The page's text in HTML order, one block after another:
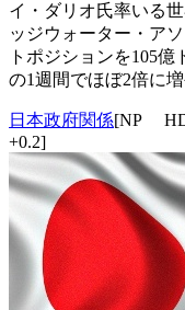
イ・ダリオ氏率いる
ッジウォーター・ア
トポジションを105億
の1週間でほぼ2倍に
日本政府関係[NP
+0.2]